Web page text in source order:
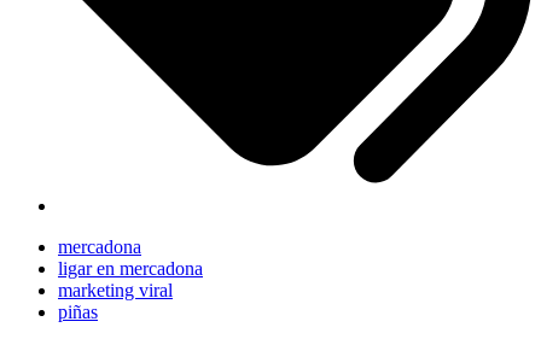
mercadona
ligar en mercadona
marketing viral
piñas